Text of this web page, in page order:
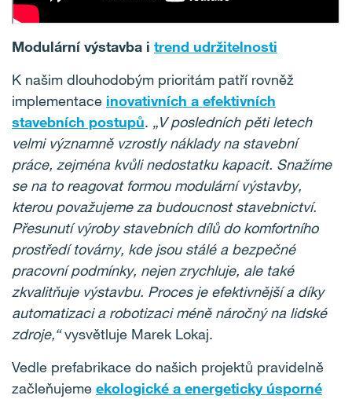
Modulární výstavba i trend udržitelnosti
K našim dlouhodobým prioritám patří rovněž
implementace inovativních a efektivních
stavebních postupů. „V posledních pěti letech
velmi významně vzrostly náklady na stavební
práce, zejména kvůli nedostatku kapacit. Snažíme
se na to reagovat formou modulární výstavby,
kterou považujeme za budoucnost stavebnictví.
Přesunutí výroby stavebních dílů do komfortního
prostředí továrny, kde jsou stálé a bezpečné
pracovní podmínky, nejen zrychluje, ale také
zkvalitňuje výstavbu. Proces je efektivnější a díky
automatizaci a robotizaci méně náročný na lidské
zdroje,“vysvětluje Marek Lokaj.
Vedle prefabrikace do našich projektů pravidelně
začleňujeme ekologické a energeticky úsporné